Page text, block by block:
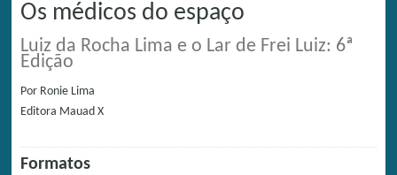
Os médicos do espaço
Luiz da Rocha Lima e o Lar de Frei Luiz: 6ª
Edição
Por Ronie Lima
Editora Mauad X
Formatos